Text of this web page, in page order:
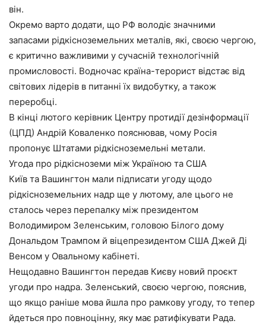
він.
Окремо варто додати, що РФ володіє значними
запасами рідкісноземельних металів, які, своєю чергою,
є критично важливими у сучасній технологічній
промисловості. Водночас країна-терорист відстає від
світових лідерів в питанні їх видобутку, а також
переробці.
В кінці лютого керівник Центру протидії дезінформації
(ЦПД) Андрій Коваленко пояснював, чому Росія
пропонує Штатами рідкісноземельні метали.
Угода про рідкісноземи між Україною та США
Київ та Вашингтон мали підписати угоду щодо
рідкісноземельних надр ще у лютому, але цього не
сталось через перепалку між президентом
Володимиром Зеленським, головою Білого дому
Дональдом Трампом й віцепрезидентом США Джей Ді
Венсом у Овальному кабінеті.
Нещодавно Вашингтон передав Києву новий проєкт
угоди про надра. Зеленський, своєю чергою, пояснив,
що якщо раніше мова йшла про рамкову угоду, то тепер
йдеться про повноцінну, яку має ратифікувати Рада.